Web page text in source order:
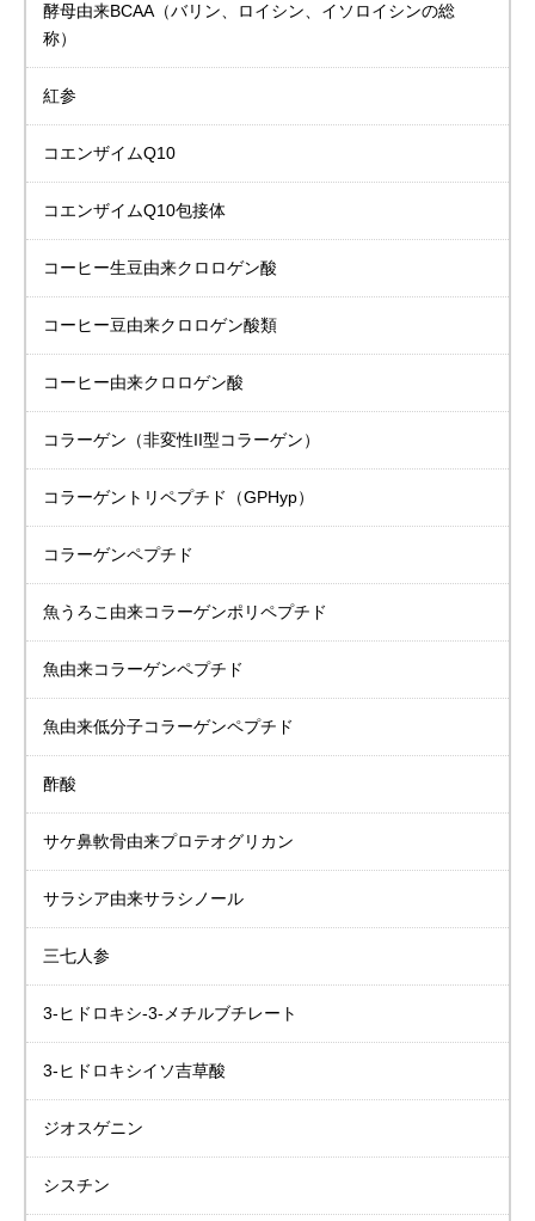
酵母由来BCAA（バリン、ロイシン、イソロイシンの総
称）
紅参
コエンザイムQ10
コエンザイムQ10包接体
コーヒー生豆由来クロロゲン酸
コーヒー豆由来クロロゲン酸類
コーヒー由来クロロゲン酸
コラーゲン （非変性II型コラーゲン）
コラーゲントリペプチド （GPHyp）
コラーゲンペプチド
魚うろこ由来コラーゲンポリペプチド
魚由来コラーゲンペプチド
魚由来低分子コラーゲンペプチド
酢酸
サケ鼻軟骨由来プロテオグリカン
サラシア由来サラシノール
三七人参
3-ヒドロキシ-3-メチルブチレート
3-ヒドロキシイソ吉草酸
ジオスゲニン
シスチン